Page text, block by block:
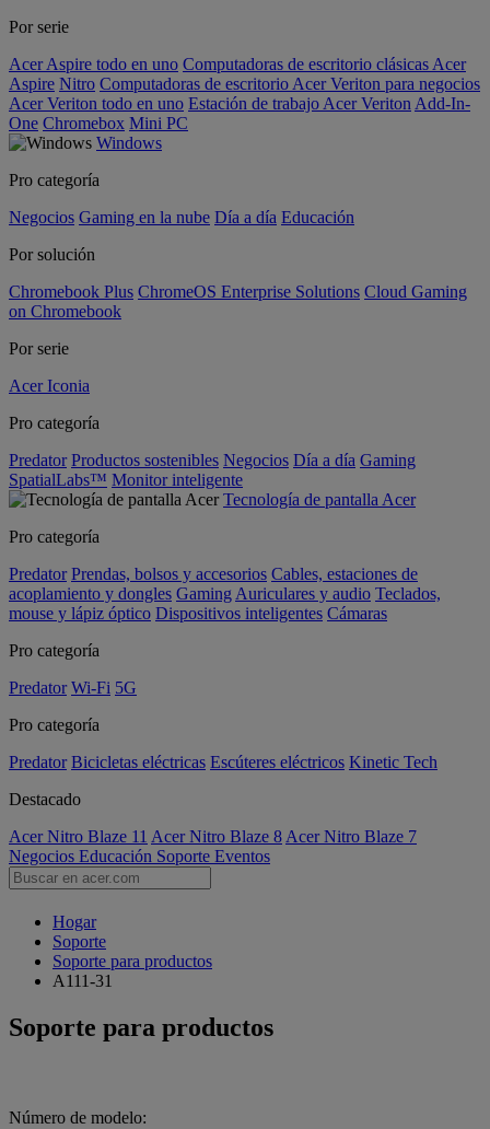
Por serie
Acer Aspire todo en uno Computadoras de escritorio clásicas Acer
Aspire Nitro Computadoras de escritorio Acer Veriton para negocios
Acer Veriton todo en uno Estación de trabajo Acer Veriton Add-In-
One Chromebox Mini PC
Windows
Pro categoría
Negocios Gaming en la nube Día a día Educación
Por solución
Chromebook Plus ChromeOS Enterprise Solutions Cloud Gaming
on Chromebook
Por serie
Acer Iconia
Pro categoría
Predator Productos sostenibles Negocios Día a día Gaming
SpatialLabs™ Monitor inteligente
Tecnología de pantalla Acer
Pro categoría
Predator Prendas, bolsos y accesorios Cables, estaciones de
acoplamiento y dongles Gaming Auriculares y audio Teclados,
mouse y lápiz óptico Dispositivos inteligentes Cámaras
Pro categoría
Predator Wi-Fi 5G
Pro categoría
Predator Bicicletas eléctricas Escúteres eléctricos Kinetic Tech
Destacado
Acer Nitro Blaze 11 Acer Nitro Blaze 8 Acer Nitro Blaze 7
Negocios Educación Soporte Eventos
Hogar
Soporte
Soporte para productos
A111-31
Soporte para productos
Número de modelo: